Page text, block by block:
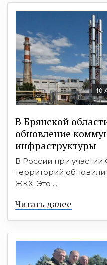
10
В Брянской
обновление
инфраструктуры
В России при
территорий обновили
ЖКХ. Это ...
Читать далее